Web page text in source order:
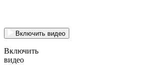
Включить видео
Включить
видео